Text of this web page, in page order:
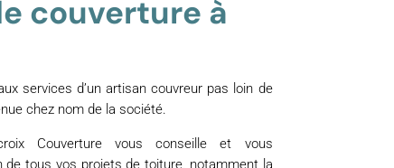
couverture à
services d’un artisan couvreur pas loin de
chez nom de la société.
Couverture vous conseille et vous